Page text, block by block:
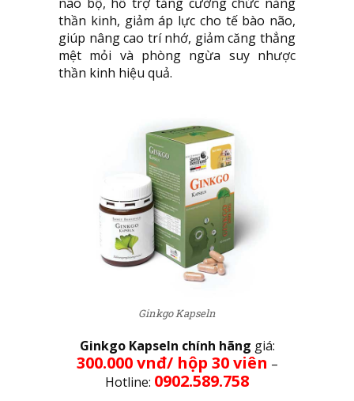
thần kinh, giảm áp lực cho tế bào não,
giúp nâng cao trí nhớ, giảm căng thẳng
mệt mỏi và phòng ngừa suy nhược
thần kinh hiệu quả.
Ginkgo Kapseln
Ginkgo Kapseln chính hãng giá:
300.000 vnđ/ hộp 30 viên –
Hotline: 0902.589.758